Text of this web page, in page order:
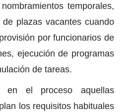
temporales,
plazas vacantes cuando
por funcionarios de
ejecución de programas
de tareas.
en el proceso aquellas
los requisitos habituales